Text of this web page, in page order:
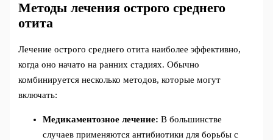
Методы лечения острого среднего
отита
Лечение острого среднего отита наиболее эффективно,
когда оно начато на ранних стадиях. Обычно
комбинируется несколько методов, которые могут
включать:
Медикаментозное лечение: В большинстве
случаев применяются антибиотики для борьбы с